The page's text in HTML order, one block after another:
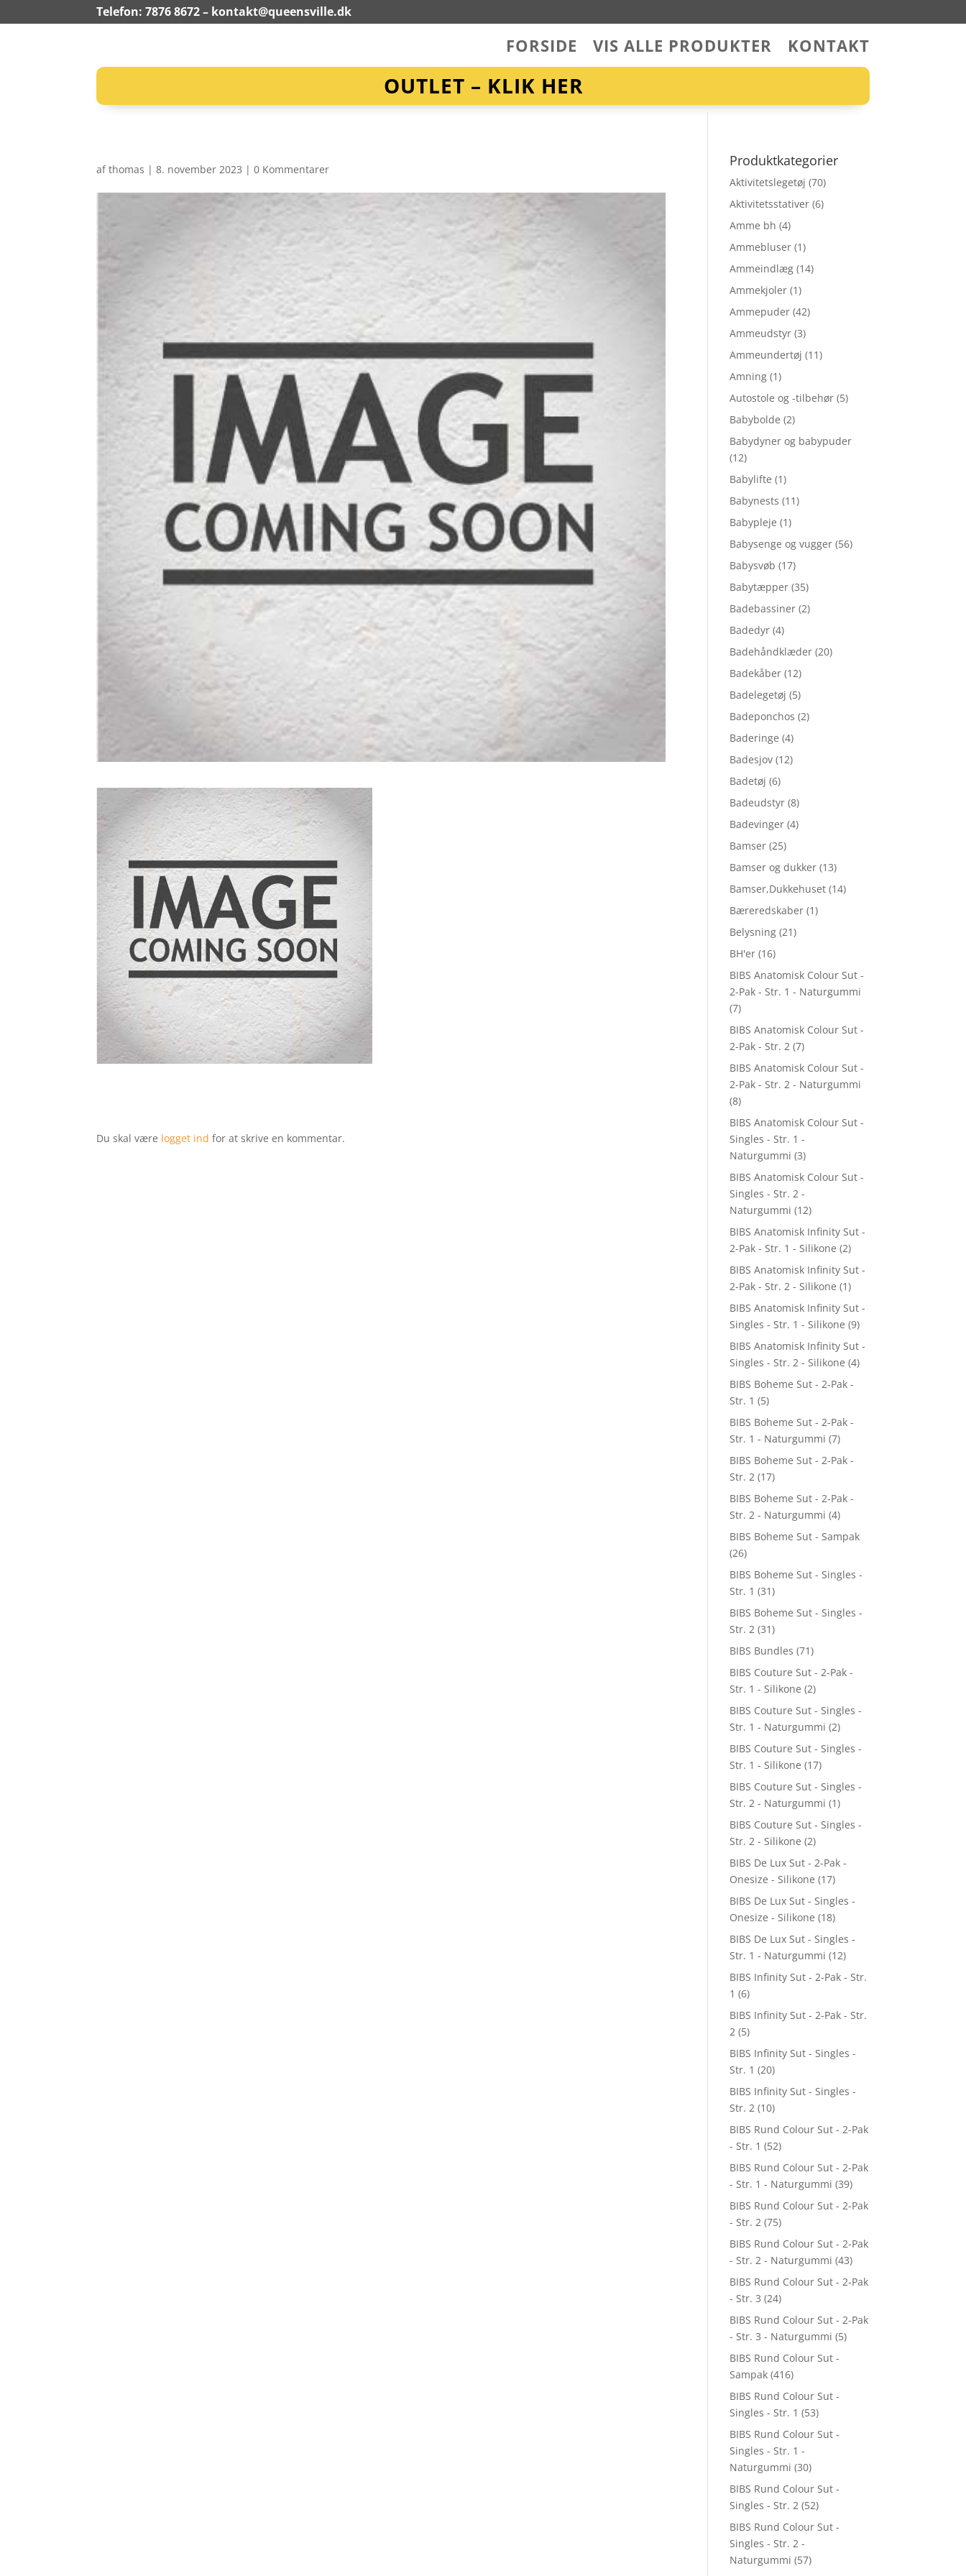
Telefon: 7876 8672 – kontakt@queensville.dk
FORSIDE VIS ALLE PRODUKTER KONTAKT
OUTLET – KLIK HER
afthomas |8. november 2023 |0 Kommentarer
Du skal være logget ind for at skrive en kommentar.
Produktkategorier
Aktivitetslegetøj (70)
Aktivitetsstativer (6)
Amme bh (4)
Ammebluser (1)
Ammeindlæg (14)
Ammekjoler (1)
Ammepuder (42)
Ammeudstyr (3)
Ammeundertøj (11)
Amning (1)
Autostole og -tilbehør (5)
Babybolde (2)
Babydyner og babypuder
(12)
Babylifte (1)
Babynests (11)
Babypleje (1)
Babysenge og vugger (56)
Babysvøb (17)
Babytæpper (35)
Badebassiner (2)
Badedyr (4)
Badehåndklæder (20)
Badekåber (12)
Badelegetøj (5)
Badeponchos (2)
Baderinge (4)
Badesjov (12)
Badetøj (6)
Badeudstyr (8)
Badevinger (4)
Bamser (25)
Bamser og dukker (13)
Bamser,Dukkehuset (14)
Bæreredskaber (1)
Belysning (21)
BH'er (16)
BIBS Anatomisk Colour Sut -
2-Pak - Str. 1 - Naturgummi
(7)
BIBS Anatomisk Colour Sut -
2-Pak - Str. 2 (7)
BIBS Anatomisk Colour Sut -
2-Pak - Str. 2 - Naturgummi
(8)
BIBS Anatomisk Colour Sut -
Singles - Str. 1 -
Naturgummi (3)
BIBS Anatomisk Colour Sut -
Singles - Str. 2 -
Naturgummi (12)
BIBS Anatomisk Infinity Sut -
2-Pak - Str. 1 - Silikone (2)
BIBS Anatomisk Infinity Sut -
2-Pak - Str. 2 - Silikone (1)
BIBS Anatomisk Infinity Sut -
Singles - Str. 1 - Silikone (9)
BIBS Anatomisk Infinity Sut -
Singles - Str. 2 - Silikone (4)
BIBS Boheme Sut - 2-Pak -
Str. 1 (5)
BIBS Boheme Sut - 2-Pak -
Str. 1 - Naturgummi (7)
BIBS Boheme Sut - 2-Pak -
Str. 2 (17)
BIBS Boheme Sut - 2-Pak -
Str. 2 - Naturgummi (4)
BIBS Boheme Sut - Sampak
(26)
BIBS Boheme Sut - Singles -
Str. 1 (31)
BIBS Boheme Sut - Singles -
Str. 2 (31)
BIBS Bundles (71)
BIBS Couture Sut - 2-Pak -
Str. 1 - Silikone (2)
BIBS Couture Sut - Singles -
Str. 1 - Naturgummi (2)
BIBS Couture Sut - Singles -
Str. 1 - Silikone (17)
BIBS Couture Sut - Singles -
Str. 2 - Naturgummi (1)
BIBS Couture Sut - Singles -
Str. 2 - Silikone (2)
BIBS De Lux Sut - 2-Pak -
Onesize - Silikone (17)
BIBS De Lux Sut - Singles -
Onesize - Silikone (18)
BIBS De Lux Sut - Singles -
Str. 1 - Naturgummi (12)
BIBS Infinity Sut - 2-Pak - Str.
1 (6)
BIBS Infinity Sut - 2-Pak - Str.
2 (5)
BIBS Infinity Sut - Singles -
Str. 1 (20)
BIBS Infinity Sut - Singles -
Str. 2 (10)
BIBS Rund Colour Sut - 2-Pak
- Str. 1 (52)
BIBS Rund Colour Sut - 2-Pak
- Str. 1 - Naturgummi (39)
BIBS Rund Colour Sut - 2-Pak
- Str. 2 (75)
BIBS Rund Colour Sut - 2-Pak
- Str. 2 - Naturgummi (43)
BIBS Rund Colour Sut - 2-Pak
- Str. 3 (24)
BIBS Rund Colour Sut - 2-Pak
- Str. 3 - Naturgummi (5)
BIBS Rund Colour Sut -
Sampak (416)
BIBS Rund Colour Sut -
Singles - Str. 1 (53)
BIBS Rund Colour Sut -
Singles - Str. 1 -
Naturgummi (30)
BIBS Rund Colour Sut -
Singles - Str. 2 (52)
BIBS Rund Colour Sut -
Singles - Str. 2 -
Naturgummi (57)